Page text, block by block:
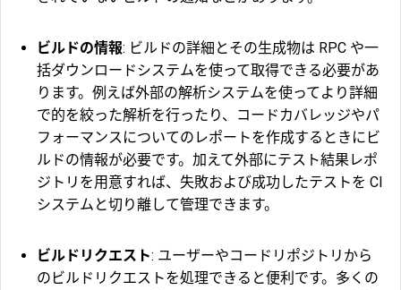
ビルドの情報: ビルドの詳細とその生成物は RPC や一
括ダウンロードシステムを使って取得できる必要があ
ります。例えば外部の解析システムを使ってより詳細
で的を絞った解析を行ったり、コードカバレッジやパ
フォーマンスについてのレポートを作成するときにビ
ルドの情報が必要です。加えて外部にテスト結果レポ
ジトリを用意すれば、失敗および成功したテストを CI
システムと切り離して管理できます。
ビルドリクエスト: ユーザーやコードリポジトリから
のビルドリクエストを処理できると便利です。多くの